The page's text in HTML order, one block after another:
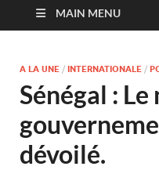
MAIN MENU
A LA UNE / INTERNATIONALE /
Sénégal : Le
dévoilé.